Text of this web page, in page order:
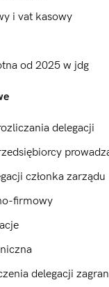
i vat kasowy
od 2025 w jdg
delegacji
członka zarządu
firmowy
delegacji